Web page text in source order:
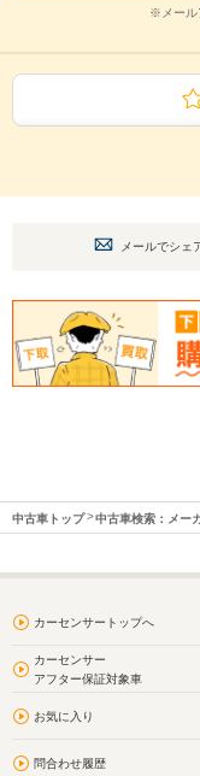
※メール
メールでシェ
中古車トップ 中古車検索：メー
カーセンサートップへ
カーセンサー
アフター保証対象車
お気に入り
問合わせ履歴